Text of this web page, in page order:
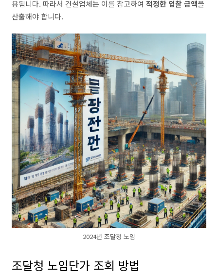
용됩니다. 따라서 건설업체는 이를 참고하여 적정한 입찰 금액을
산출해야 합니다.
2024년 조달청 노임
조달청 노임단가 조회 방법